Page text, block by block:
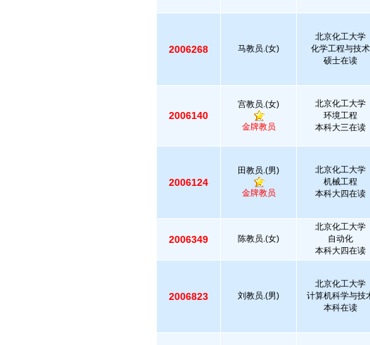
2006268 马教员.(女)
北京化工大学
化学工程与技术
硕士在读
2006140
宫教员.(女)
金牌教员
北京化工大学
环境工程
本科大三在读
2006124
田教员.(男)
金牌教员
北京化工大学
机械工程
本科大四在读
2006349 陈教员.(女)
北京化工大学
自动化
本科大四在读
2006823 刘教员.(男)
北京化工大学
计算机科学与技
本科在读